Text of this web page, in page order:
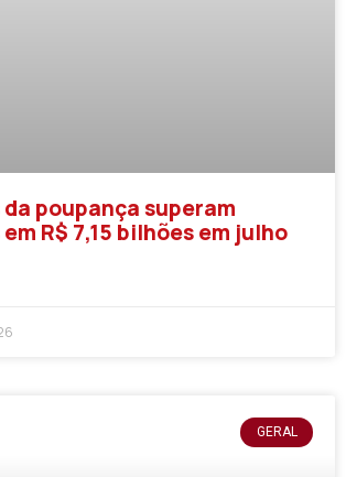
poupança superam
R$ 7,15 bilhões em julho
GERAL